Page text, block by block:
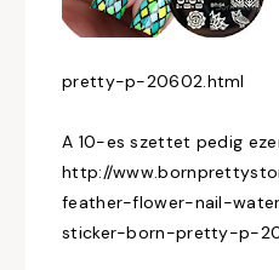
pretty-p-20602.html
A 10-es szettet pedig
http://
feather-flower-nail-
sticker-born-pretty-p-